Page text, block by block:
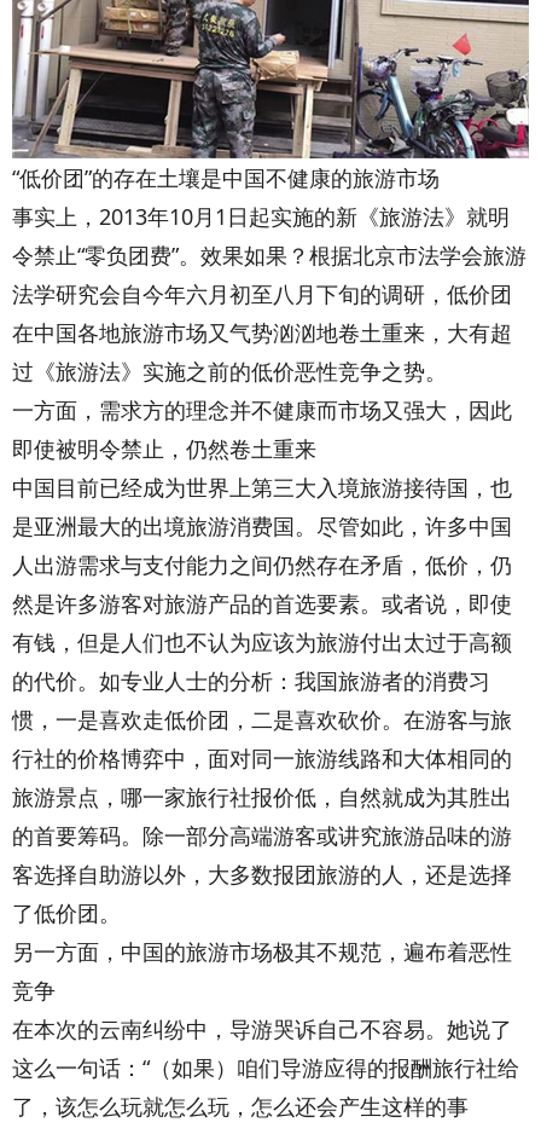
“低价团”的存在土壤是中国不健康的旅游市场
事实上，2013年10月1日起实施的新《旅游法》就明
令禁止“零负团费”。效果如果？根据北京市法学会旅游
法学研究会自今年六月初至八月下旬的调研，低价团
在中国各地旅游市场又气势汹汹地卷土重来，大有超
过《旅游法》实施之前的低价恶性竞争之势。
一方面，需求方的理念并不健康而市场又强大，因此
即使被明令禁止，仍然卷土重来
中国目前已经成为世界上第三大入境旅游接待国，也
是亚洲最大的出境旅游消费国。尽管如此，许多中国
人出游需求与支付能力之间仍然存在矛盾，低价，仍
然是许多游客对旅游产品的首选要素。或者说，即使
有钱，但是人们也不认为应该为旅游付出太过于高额
的代价。如专业人士的分析：我国旅游者的消费习
惯，一是喜欢走低价团，二是喜欢砍价。在游客与旅
行社的价格博弈中，面对同一旅游线路和大体相同的
旅游景点，哪一家旅行社报价低，自然就成为其胜出
的首要筹码。除一部分高端游客或讲究旅游品味的游
客选择自助游以外，大多数报团旅游的人，还是选择
了低价团。
另一方面，中国的旅游市场极其不规范，遍布着恶性
竞争
在本次的云南纠纷中，导游哭诉自己不容易。她说了
这么一句话：“（如果）咱们导游应得的报酬旅行社给
了，该怎么玩就怎么玩，怎么还会产生这样的事